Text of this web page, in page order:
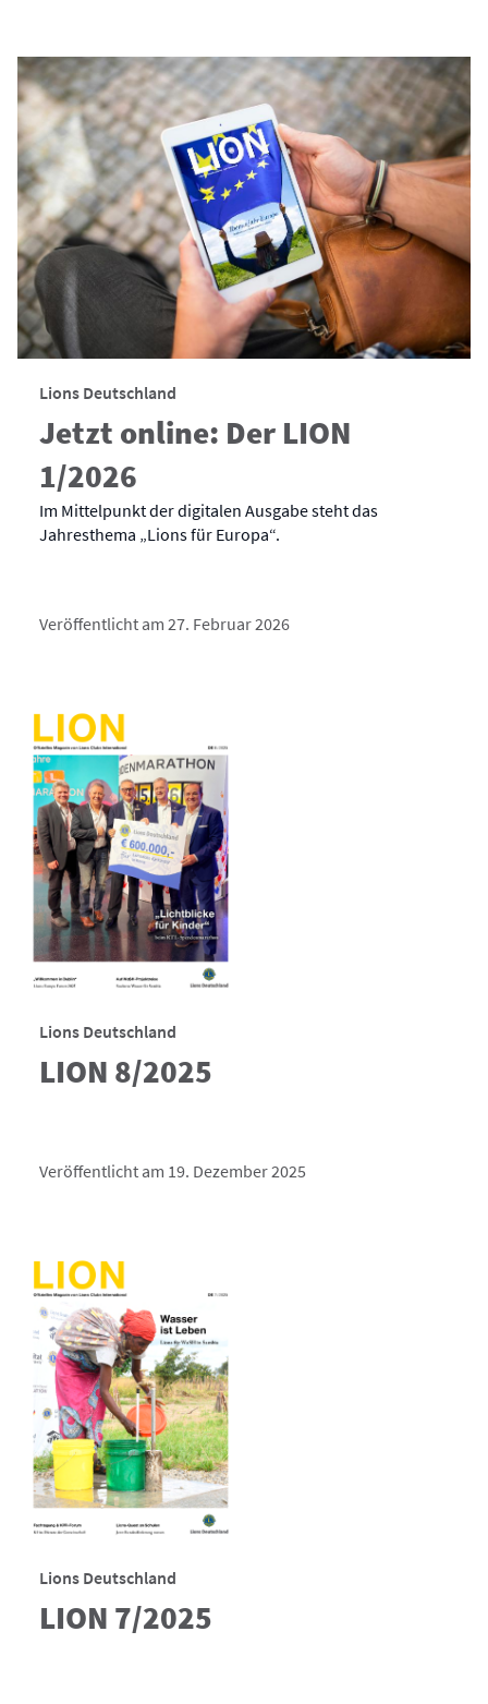
Lions Deutschland
Jetzt online: Der LION
1/2026
Im Mittelpunkt der digitalen Ausgabe steht das
Jahresthema „Lions für Europa“.
Veröffentlicht am 27. Februar 2026
Lions Deutschland
LION 8/2025
Veröffentlicht am 19. Dezember 2025
Lions Deutschland
LION 7/2025